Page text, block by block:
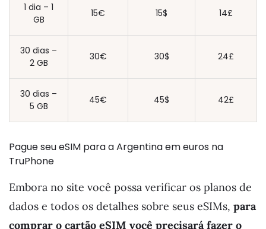
1 dia – 1
GB
15€ 15$ 14£
30 dias –
2 GB
30€ 30$ 24£
30 dias –
5 GB
45€ 45$ 42£
Pague seu eSIM para a Argentina em euros na
TruPhone
Embora no site você possa verificar os planos de
dados e todos os detalhes sobre seus eSIMs, para
comprar o cartão eSIM você precisará fazer o